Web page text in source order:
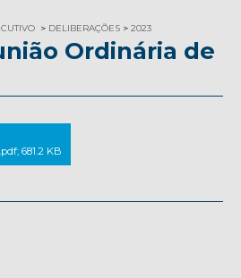
DELIBERAÇÕES 2023
Ordinária de
681.2 KB